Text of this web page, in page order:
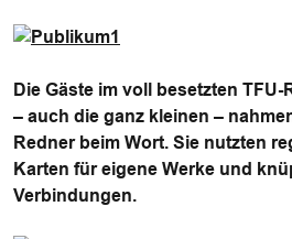
Die Gäste im voll besetzten
– auch die ganz kleinen –
Redner beim Wort. Sie nutzten
Karten für eigene Werke und
Verbindungen.